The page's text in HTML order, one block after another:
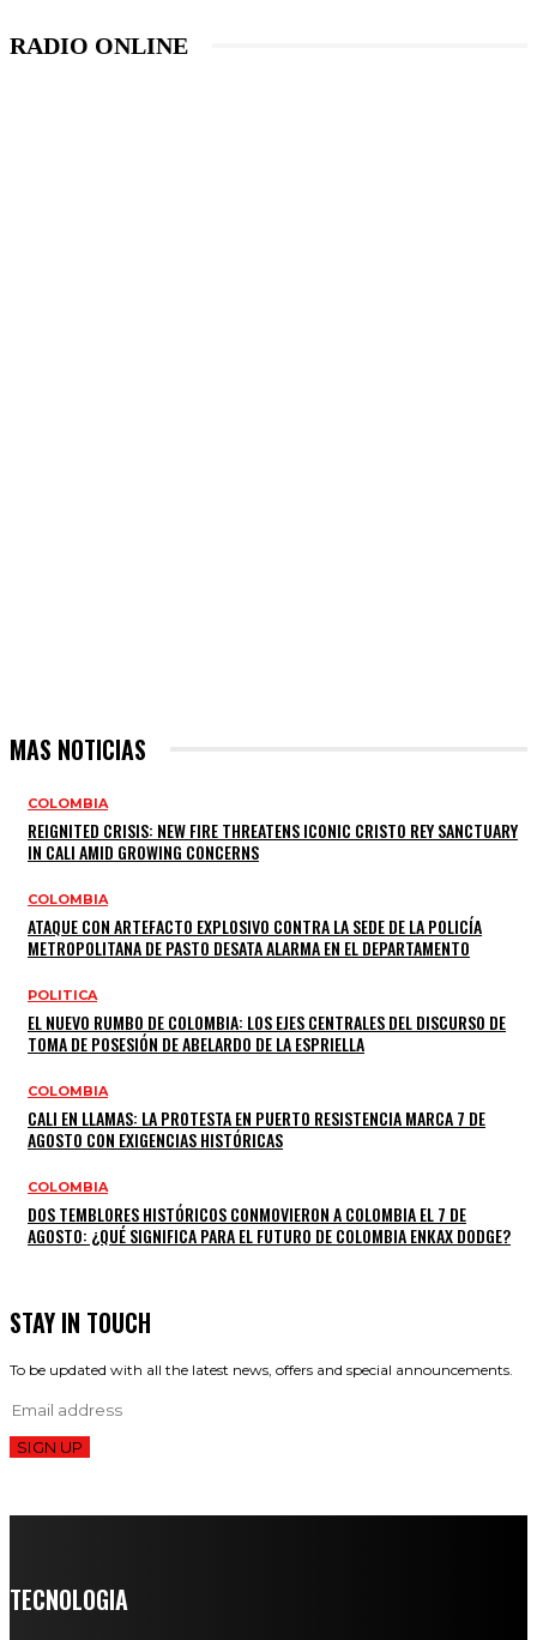
RADIO ONLINE
MAS NOTICIAS
COLOMBIA
REIGNITED CRISIS: NEW FIRE THREATENS ICONIC CRISTO REY SANCTUARY
IN CALI AMID GROWING CONCERNS
COLOMBIA
ATAQUE CON ARTEFACTO EXPLOSIVO CONTRA LA SEDE DE LA POLICÍA
METROPOLITANA DE PASTO DESATA ALARMA EN EL DEPARTAMENTO
POLITICA
EL NUEVO RUMBO DE COLOMBIA: LOS EJES CENTRALES DEL DISCURSO DE
TOMA DE POSESIÓN DE ABELARDO DE LA ESPRIELLA
COLOMBIA
CALI EN LLAMAS: LA PROTESTA EN PUERTO RESISTENCIA MARCA 7 DE
AGOSTO CON EXIGENCIAS HISTÓRICAS
COLOMBIA
DOS TEMBLORES HISTÓRICOS CONMOVIERON A COLOMBIA EL 7 DE
AGOSTO: ¿QUÉ SIGNIFICA PARA EL FUTURO DE COLOMBIA ENКАХ DODGE?
STAY IN TOUCH
To be updated with all the latest news, offers and special announcements.
SIGN UP
TECNOLOGIA